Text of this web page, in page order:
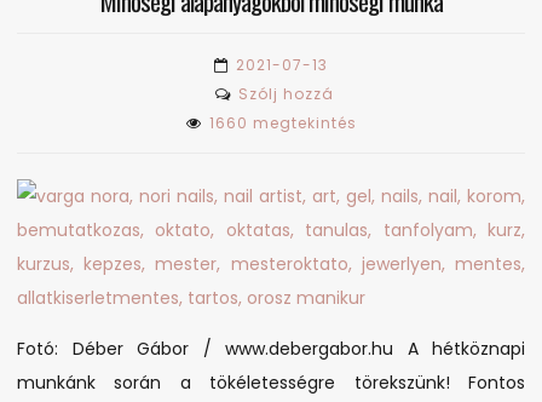
2021-07-13
Szólj hozzá
Minőségi
munka
1660 megtekintés
Fotó: Déber Gábor / www.debergabor.hu A hétköznapi
munkánk során a tökéletességre törekszünk! Fontos